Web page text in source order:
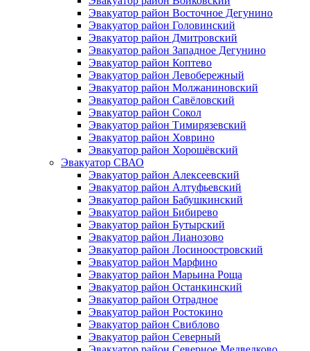
Эвакуатор район Восточное Дегунино
Эвакуатор район Головинский
Эвакуатор район Дмитровский
Эвакуатор район Западное Дегунино
Эвакуатор район Коптево
Эвакуатор район Левобережный
Эвакуатор район Молжаниновский
Эвакуатор район Савёловский
Эвакуатор район Сокол
Эвакуатор район Тимирязевский
Эвакуатор район Ховрино
Эвакуатор район Хорошёвский
Эвакуатор СВАО
Эвакуатор район Алексеевский
Эвакуатор район Алтуфьевский
Эвакуатор район Бабушкинский
Эвакуатор район Бибирево
Эвакуатор район Бутырский
Эвакуатор район Лианозово
Эвакуатор район Лосиноостровский
Эвакуатор район Марфино
Эвакуатор район Марьина Роща
Эвакуатор район Останкинский
Эвакуатор район Отрадное
Эвакуатор район Ростокино
Эвакуатор район Свиблово
Эвакуатор район Северный